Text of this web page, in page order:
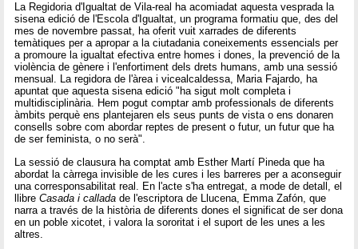
La Regidoria d'Igualtat de Vila-real ha acomiadat aquesta vesprada la
sisena edició de l'Escola d'Igualtat, un programa formatiu que, des del
mes de novembre passat, ha oferit vuit xarrades de diferents
temàtiques per a apropar a la ciutadania coneixements essencials per
a promoure la igualtat efectiva entre homes i dones, la prevenció de la
violència de gènere i l'enfortiment dels drets humans, amb una sessió
mensual. La regidora de l'àrea i vicealcaldessa, Maria Fajardo, ha
apuntat que aquesta sisena edició "ha sigut molt completa i
multidisciplinària. Hem pogut comptar amb professionals de diferents
àmbits perquè ens plantejaren els seus punts de vista o ens donaren
consells sobre com abordar reptes de present o futur, un futur que ha
de ser feminista, o no serà".
La sessió de clausura ha comptat amb Esther Martí Pineda que ha
abordat la càrrega invisible de les cures i les barreres per a aconseguir
una corresponsabilitat real. En l'acte s'ha entregat, a mode de detall, el
llibreCasada i calladade l'escriptora de Llucena, Emma Zafón, que
narra a través de la història de diferents dones el significat de ser dona
en un poble xicotet, i valora la sororitat i el suport de les unes a les
altres.